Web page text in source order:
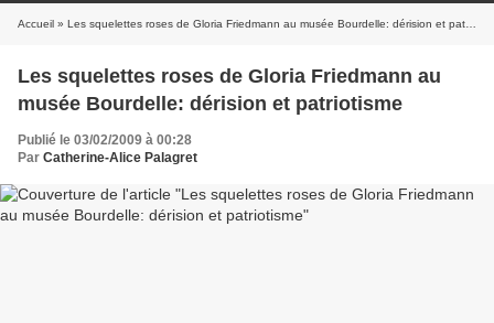
Accueil » Les squelettes roses de Gloria Friedmann au musée Bourdelle: dérision et patriotisme
Les squelettes roses de Gloria Friedmann au
musée Bourdelle: dérision et patriotisme
Publié le 03/02/2009 à 00:28
Par Catherine-Alice Palagret